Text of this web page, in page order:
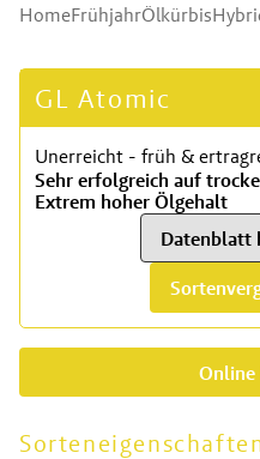
HomeFrühjahrÖlkürbis
GL Atomic
Unerreicht - früh &
Sehr erfolgreich auf
Extrem hoher Ölgehalt
Datenblatt
Online